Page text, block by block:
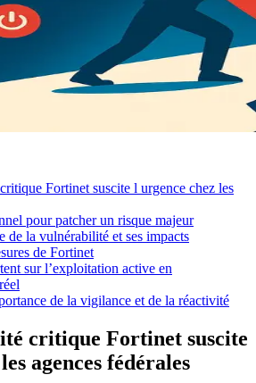
Fortinet suscite l urgence chez les
pour patcher un risque majeur
de la vulnérabilité et ses impacts
de Fortinet
sur l’exploitation active en
de la vigilance et de la réactivité
critique Fortinet suscite
agences fédérales